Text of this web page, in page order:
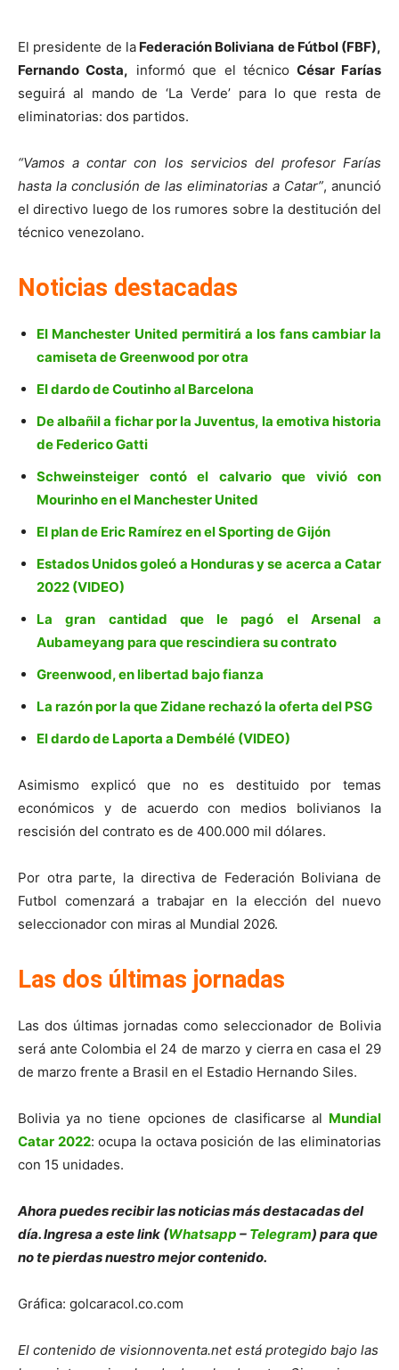
El presidente de laFederación Boliviana de Fútbol (FBF),
Fernando Costa, informó que el técnico César Farías
seguirá al mando de ‘La Verde’ para lo que resta de
eliminatorias: dos partidos.
“Vamos a contar con los servicios del profesor Farías
hasta la conclusión de las eliminatorias a Catar”, anunció
el directivo luego de los rumores sobre la destitución del
técnico venezolano.
Noticias destacadas
El Manchester United permitirá a los fans cambiar la
camiseta de Greenwood por otra
El dardo de Coutinho al Barcelona
De albañil a fichar por la Juventus, la emotiva historia
de Federico Gatti
Schweinsteiger contó el calvario que vivió con
Mourinho en el Manchester United
El plan de Eric Ramírez en el Sporting de Gijón
Estados Unidos goleó a Honduras y se acerca a Catar
2022 (VIDEO)
La gran cantidad que le pagó el Arsenal a
Aubameyang para que rescindiera su contrato
Greenwood, en libertad bajo fianza
La razón por la que Zidane rechazó la oferta del PSG
El dardo de Laporta a Dembélé (VIDEO)
Asimismo explicó que no es destituido por temas
económicos y de acuerdo con medios bolivianos la
rescisión del contrato es de 400.000 mil dólares.
Por otra parte, la directiva de Federación Boliviana de
Futbol comenzará a trabajar en la elección del nuevo
seleccionador con miras al Mundial 2026.
Las dos últimas jornadas
Las dos últimas jornadas como seleccionador de Bolivia
será ante Colombia el 24 de marzo y cierra en casa el 29
de marzo frente a Brasil en el Estadio Hernando Siles.
Bolivia ya no tiene opciones de clasificarse al Mundial
Catar 2022: ocupa la octava posición de las eliminatorias
con 15 unidades.
Ahora puedes recibir las noticias más destacadas del
día. Ingresa a este link (Whatsapp – Telegram) para que
no te pierdas nuestro mejor contenido.
Gráfica: golcaracol.co.com
El contenido de visionnoventa.net está protegido bajo las